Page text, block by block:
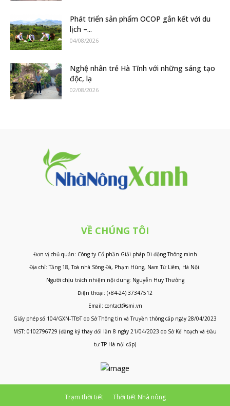
Phát triển sản phẩm OCOP gắn kết với du
lịch –...
04/08/2026
Nghệ nhân trẻ Hà Tĩnh với những sáng tạo
độc, lạ
02/08/2026
VỀ CHÚNG TÔI
Đơn vị chủ quản: Công ty Cổ phần Giải pháp Di động Thông minh
Địa chỉ: Tầng 18, Toà nhà Sông Đà, Phạm Hùng, Nam Từ Liêm, Hà Nội.
Người chịu trách nhiệm nội dung: Nguyễn Huy Thưởng
Điện thoại: (+84-24) 37347512
Email: contact@smi.vn
Giấy phép số 104/GXN-TTĐT do Sở Thông tin và Truyền thông cấp ngày 28/04/2023
MST: 0102796729 (đăng ký thay đổi lần 8 ngày 21/04/2023 do Sở Kế hoạch và Đầu
tư TP Hà nội cấp)
Trạm thời tiết Thời tiết Nhà nông